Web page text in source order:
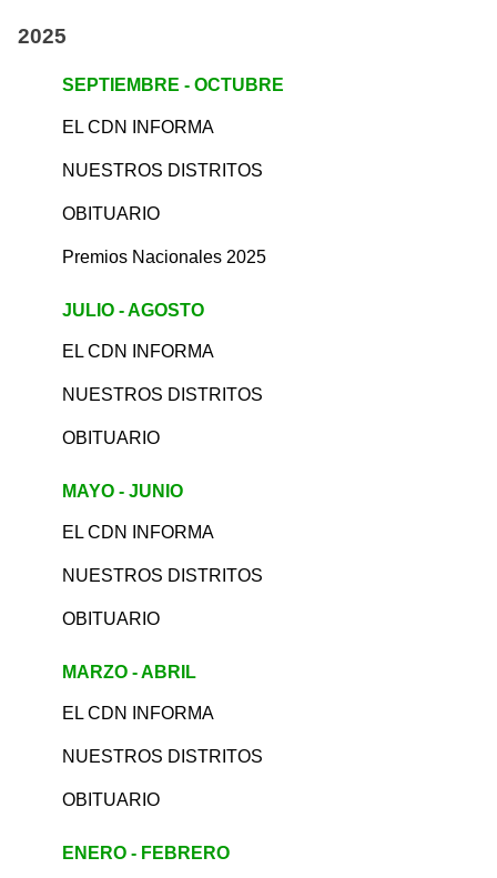
2025
SEPTIEMBRE - OCTUBRE
EL CDN INFORMA
NUESTROS DISTRITOS
OBITUARIO
Premios Nacionales 2025
JULIO - AGOSTO
EL CDN INFORMA
NUESTROS DISTRITOS
OBITUARIO
MAYO - JUNIO
EL CDN INFORMA
NUESTROS DISTRITOS
OBITUARIO
MARZO - ABRIL
EL CDN INFORMA
NUESTROS DISTRITOS
OBITUARIO
ENERO - FEBRERO